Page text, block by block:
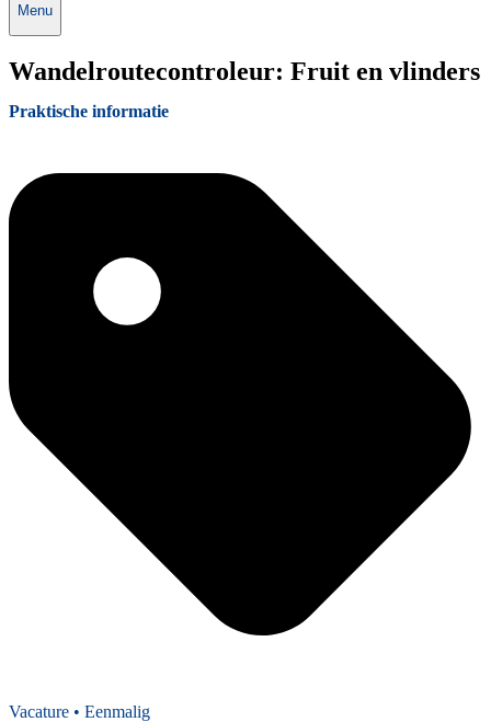
Menu
Wandelroutecontroleur: Fruit en vlinders
Praktische informatie
Vacature • Eenmalig